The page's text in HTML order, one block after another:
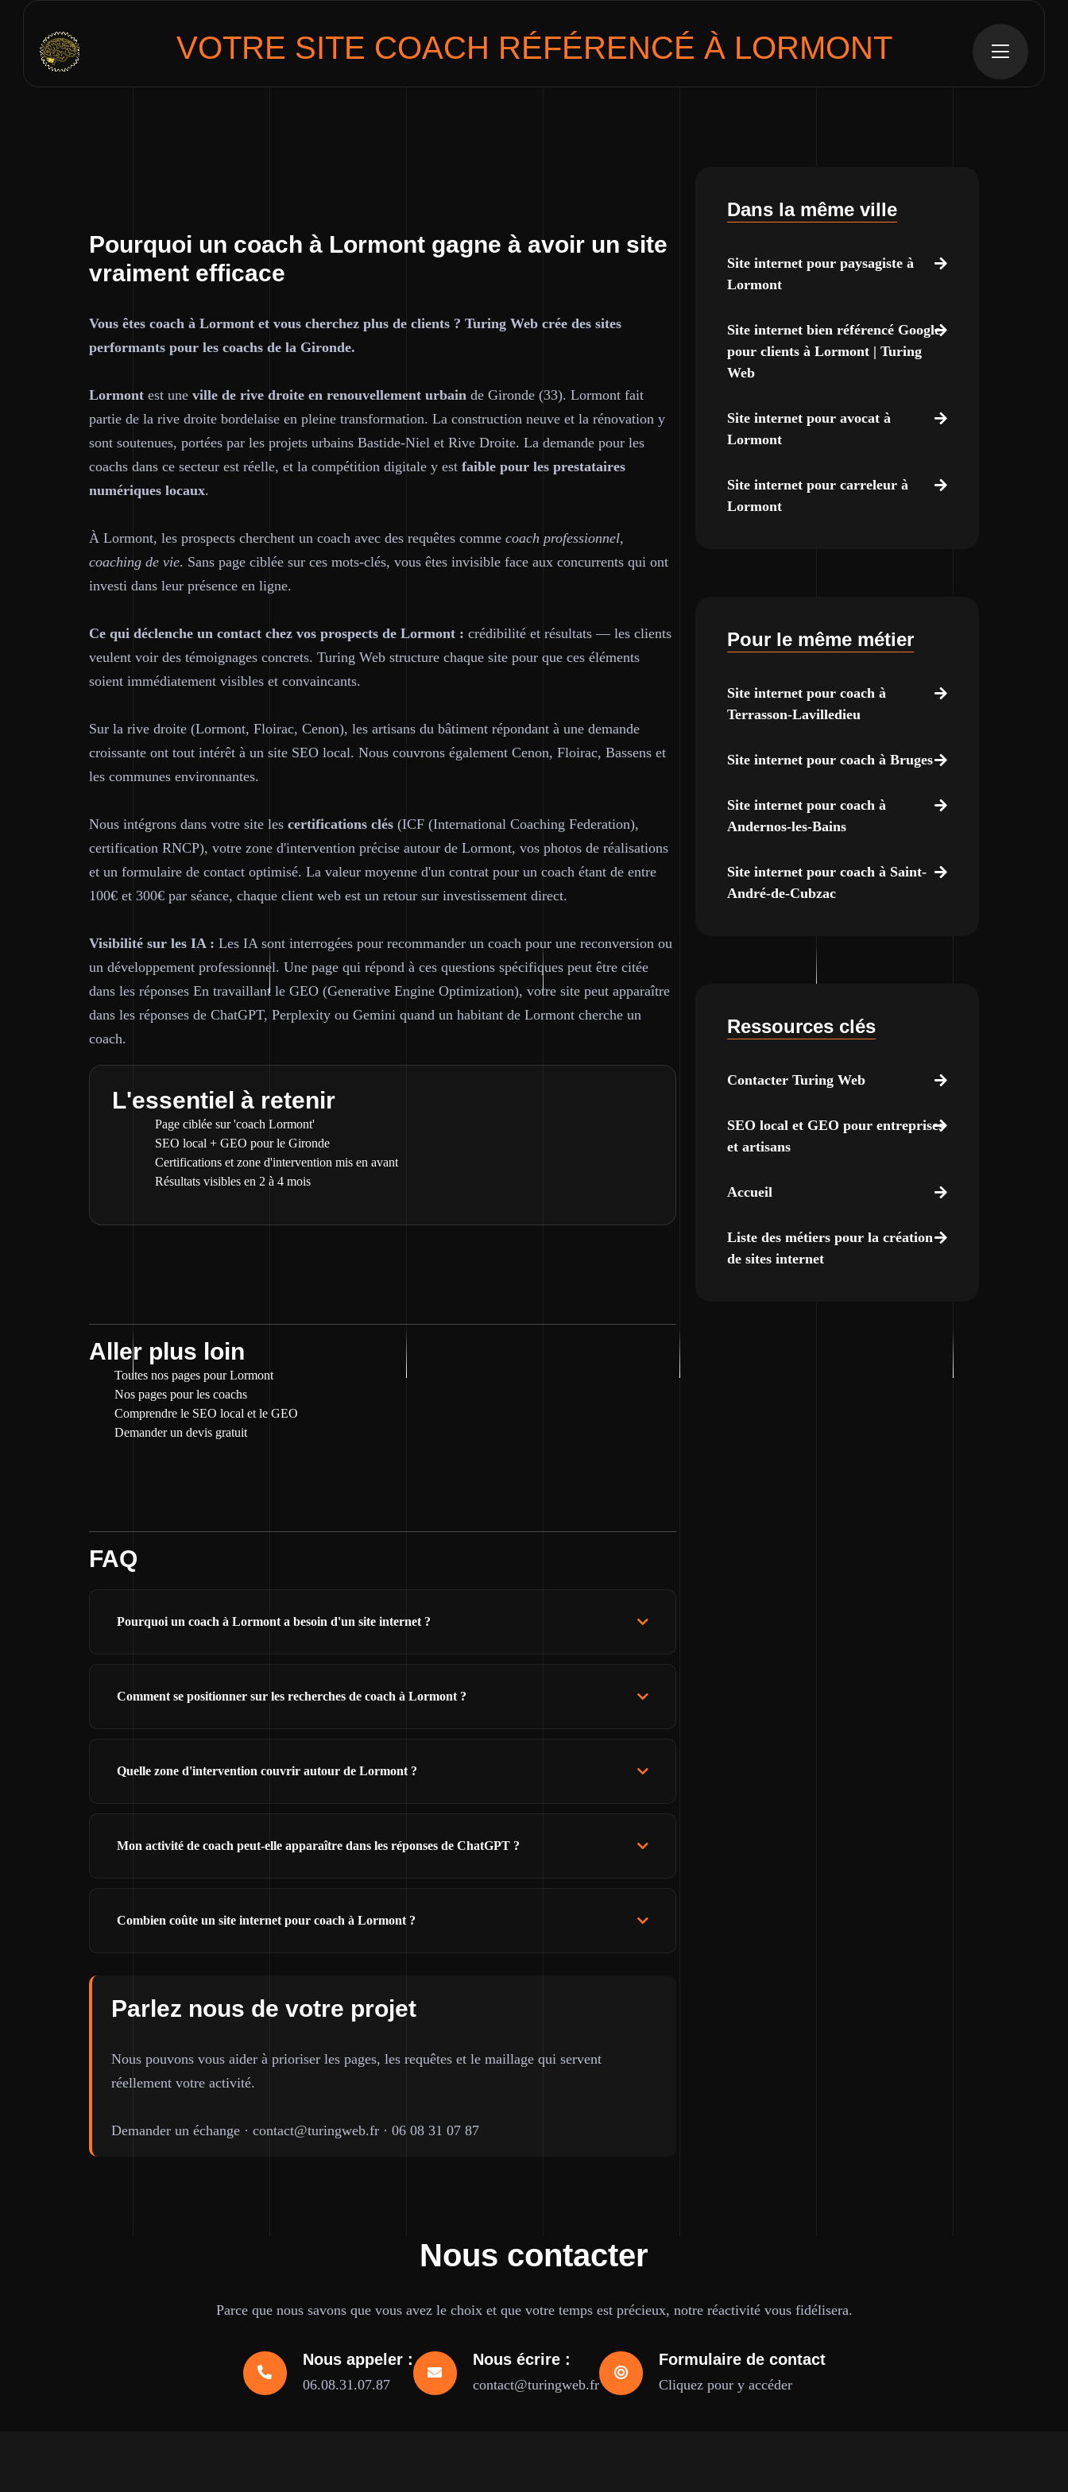
VOTRE SITE COACH RÉFÉRENCÉ À LORMONT
Pourquoi un coach à Lormont gagne à avoir un site
vraiment efficace
Vous êtes coach à Lormont et vous cherchez plus de clients ? Turing Web crée des sites
performants pour les coachs de la Gironde.
Lormont est une ville de rive droite en renouvellement urbain de Gironde (33). Lormont fait
partie de la rive droite bordelaise en pleine transformation. La construction neuve et la rénovation y
sont soutenues, portées par les projets urbains Bastide-Niel et Rive Droite. La demande pour les
coachs dans ce secteur est réelle, et la compétition digitale y est faible pour les prestataires
numériques locaux.
À Lormont, les prospects cherchent un coach avec des requêtes comme coach professionnel,
coaching de vie. Sans page ciblée sur ces mots-clés, vous êtes invisible face aux concurrents qui ont
investi dans leur présence en ligne.
Ce qui déclenche un contact chez vos prospects de Lormont : crédibilité et résultats — les clients
veulent voir des témoignages concrets. Turing Web structure chaque site pour que ces éléments
soient immédiatement visibles et convaincants.
Sur la rive droite (Lormont, Floirac, Cenon), les artisans du bâtiment répondant à une demande
croissante ont tout intérêt à un site SEO local. Nous couvrons également Cenon, Floirac, Bassens et
les communes environnantes.
Nous intégrons dans votre site les certifications clés (ICF (International Coaching Federation),
certification RNCP), votre zone d'intervention précise autour de Lormont, vos photos de réalisations
et un formulaire de contact optimisé. La valeur moyenne d'un contrat pour un coach étant de entre
100€ et 300€ par séance, chaque client web est un retour sur investissement direct.
Visibilité sur les IA : Les IA sont interrogées pour recommander un coach pour une reconversion ou
un développement professionnel. Une page qui répond à ces questions spécifiques peut être citée
dans les réponses En travaillant le GEO (Generative Engine Optimization), votre site peut apparaître
dans les réponses de ChatGPT, Perplexity ou Gemini quand un habitant de Lormont cherche un
coach.
L'essentiel à retenir
Page ciblée sur 'coach Lormont'
SEO local + GEO pour le Gironde
Certifications et zone d'intervention mis en avant
Résultats visibles en 2 à 4 mois
Aller plus loin
Toutes nos pages pour Lormont
Nos pages pour les coachs
Comprendre le SEO local et le GEO
Demander un devis gratuit
FAQ
Pourquoi un coach à Lormont a besoin d'un site internet ?
Comment se positionner sur les recherches de coach à Lormont ?
Quelle zone d'intervention couvrir autour de Lormont ?
Mon activité de coach peut-elle apparaître dans les réponses de ChatGPT ?
Combien coûte un site internet pour coach à Lormont ?
Parlez nous de votre projet
Nous pouvons vous aider à prioriser les pages, les requêtes et le maillage qui servent
réellement votre activité.
Demander un échange · contact@turingweb.fr · 06 08 31 07 87
Dans la même ville
Site internet pour paysagiste à
Lormont
Site internet bien référencé Google
pour clients à Lormont | Turing
Web
Site internet pour avocat à
Lormont
Site internet pour carreleur à
Lormont
Pour le même métier
Site internet pour coach à
Terrasson-Lavilledieu
Site internet pour coach à Bruges
Site internet pour coach à
Andernos-les-Bains
Site internet pour coach à Saint-
André-de-Cubzac
Ressources clés
Contacter Turing Web
SEO local et GEO pour entreprises
et artisans
Accueil
Liste des métiers pour la création
de sites internet
Nous contacter
Parce que nous savons que vous avez le choix et que votre temps est précieux, notre réactivité vous fidélisera.
Nous appeler :
06.08.31.07.87
Nous écrire :
contact@turingweb.fr
Formulaire de contact
Cliquez pour y accéder